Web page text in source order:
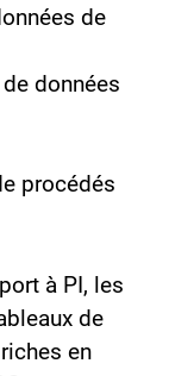
de
données
procédés
à PI, les
de
en